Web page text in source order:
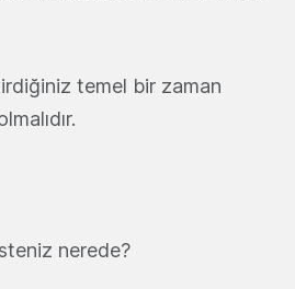
temel bir zaman
nerede?